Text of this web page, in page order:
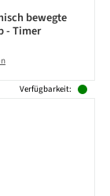
bewegte
- Timer
Verfügbarkeit: